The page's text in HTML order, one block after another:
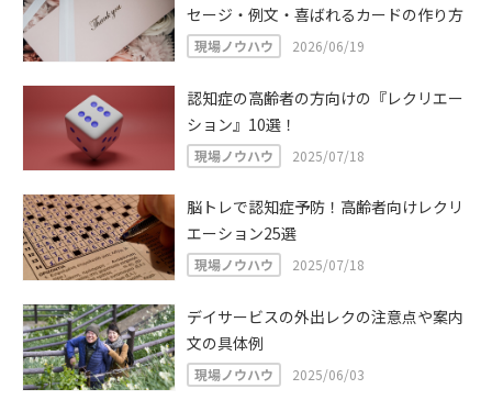
セージ・例文・喜ばれるカードの作り方
現場ノウハウ 2026/06/19
認知症の高齢者の方向けの『レクリエー
ション』10選！
現場ノウハウ 2025/07/18
脳トレで認知症予防！高齢者向けレクリ
エーション25選
現場ノウハウ 2025/07/18
デイサービスの外出レクの注意点や案内
文の具体例
現場ノウハウ 2025/06/03